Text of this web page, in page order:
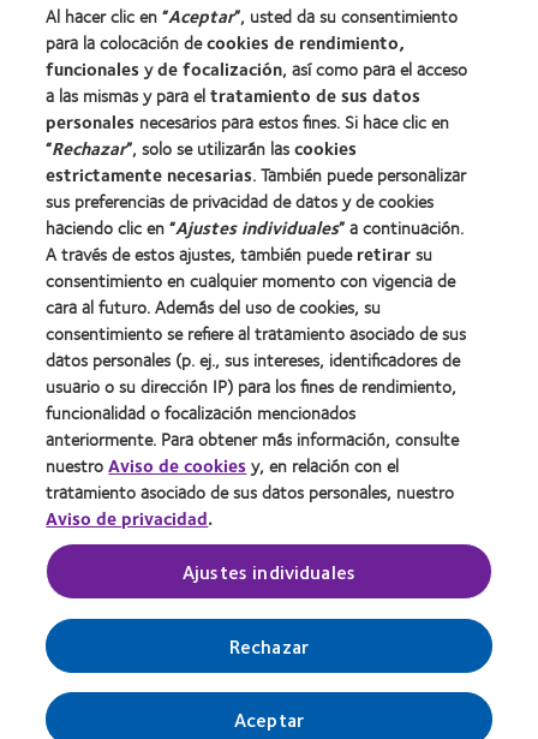
Usuario experimentado
Blog
Sobre nosotros
Carreras
Noticias
Contacto
Legal
Política de privacidad
Aviso Legal
Aviso de cookies
Condiciones del servicio
Public Country by Country Reporting
Buscar un centro
Gestionar preferencias de cookies
Al hacer clic en “Aceptar”, usted da su consentimiento
para la colocación decookies de rendimiento,
funcionalesyde focalización, así como para el acceso
a las mismas y para eltratamiento de sus datos
personales necesarios para estos fines. Si hace clic en
“Rechazar”, solo se utilizarán lascookies
estrictamente necesarias. También puede personalizar
sus preferencias de privacidad de datos y de cookies
haciendo clic en “Ajustes individuales” a continuación.
A través de estos ajustes, también puederetirarsu
consentimiento en cualquier momento con vigencia de
cara al futuro. Además del uso de cookies, su
consentimiento se refiere al tratamiento asociado de sus
datos personales (p. ej., sus intereses, identificadores de
usuario o su dirección IP) para los fines de rendimiento,
funcionalidad o focalización mencionados
anteriormente. Para obtener más información, consulte
nuestroAviso de cookiesy, en relación con el
tratamiento asociado de sus datos personales, nuestro
Aviso de privacidad.
Ajustes individuales
Rechazar
Aceptar